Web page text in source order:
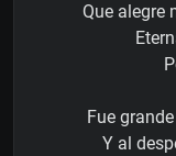
Que alegre
Fue
Y al